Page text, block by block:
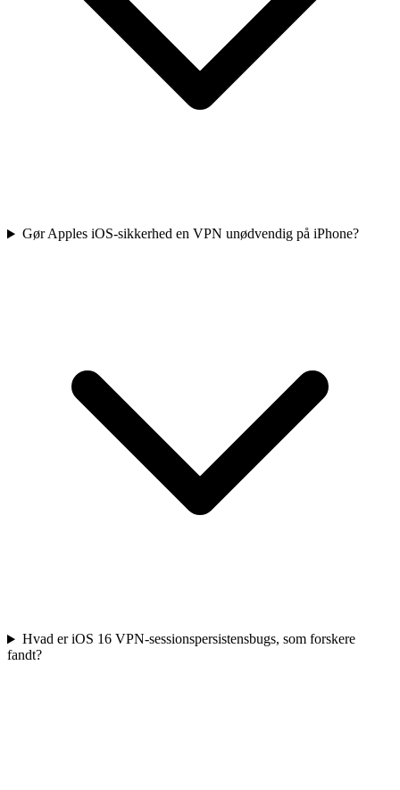
Gør Apples iOS-sikkerhed en VPN unødvendig på iPhone?
Hvad er iOS 16 VPN-sessionspersistensbugs, som forskere
fandt?